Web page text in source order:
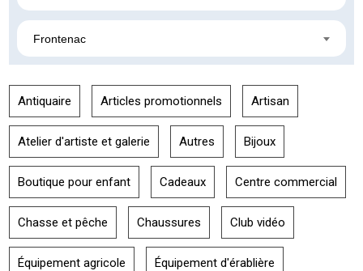
Frontenac
Antiquaire Articles promotionnels Artisan
Atelier d'artiste et galerie Autres Bijoux
Boutique pour enfant Cadeaux Centre commercial
Chasse et pêche Chaussures Club vidéo
Équipement agricole Équipement d'érablière